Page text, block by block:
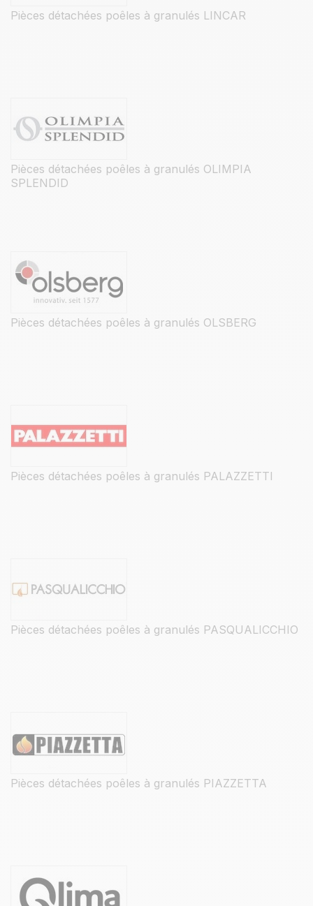
Pièces détachées poêles à granulés LINCAR
Pièces détachées poêles à granulés OLIMPIA
SPLENDID
Pièces détachées poêles à granulés OLSBERG
Pièces détachées poêles à granulés PALAZZETTI
Pièces détachées poêles à granulés PASQUALICCHIO
Pièces détachées poêles à granulés PIAZZETTA